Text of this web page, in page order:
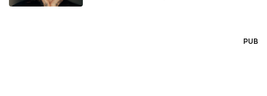
PUB